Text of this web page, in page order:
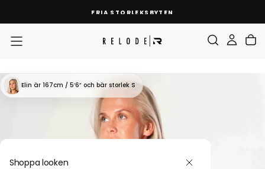
INNEHÅLL
FRIA STORLEKSBYTEN
Elin är 167cm / 5′6″ och bär storlek S
Shoppa looken